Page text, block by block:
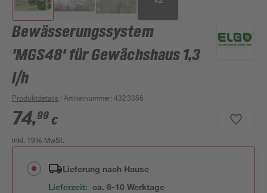
Bewässerungssystem
'MGS48' für Gewächshaus 1,3
l/h
Produktdetails | Artikelnummer:4323356
74,99 €
inkl. 19% MwSt.
Lieferung nach Hause
Lieferzeit: ca. 8-10 Werktage